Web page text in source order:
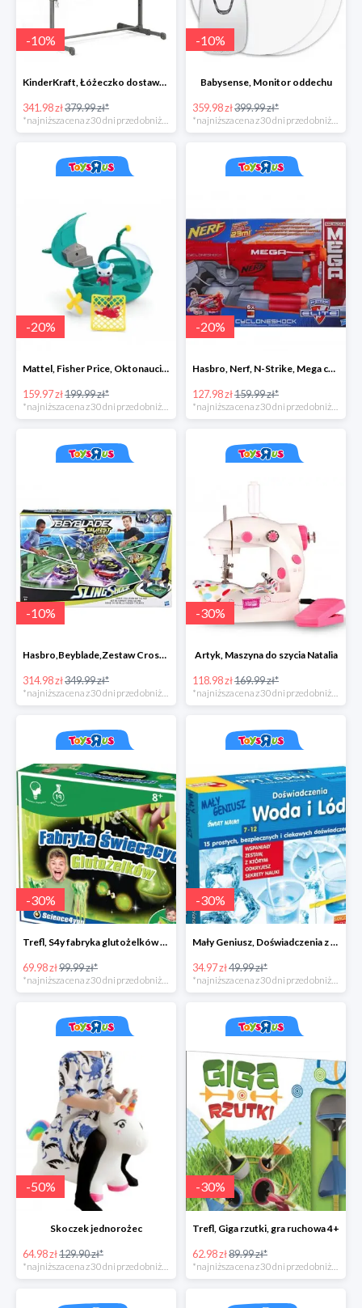
-10%
KinderKraft, Łóżeczko dostawne NESTE, szary
341.98 zł379.99 zł*
-10%
Babysense, Monitor oddechu
359.98 zł399.99 zł*
-20%
Mattel, Fisher Price, Oktonauci, Pojazd ratunkowy pływak
159.97 zł199.99 zł*
-20%
Hasbro, Nerf, N-Strike, Mega cyclon
127.98 zł159.99 zł*
-10%
Hasbro,Beyblade,Zestaw Cross collision battle -35zł
314.98 zł349.99 zł*
*najniższa cena z 30 dni przed obniżką
-30%
Artyk, Maszyna do szycia Natalia
118.98 zł169.99 zł*
*najniższa cena z 30 dni przed obniżką
-30%
Trefl, S4y fabryka glutożelków głów duża
69.98 zł99.99 zł*
-30%
Mały Geniusz, Doświadczenia z wodą i lodem
34.97 zł49.99 zł*
-50%
Skoczek jednorożec
64.98 zł129.90 zł*
*najniższa cena z 30 dni przed obniżką
-30%
Trefl, Giga rzutki, gra ruchowa 4+
62.98 zł89.99 zł*
*najniższa cena z 30 dni przed obniżką